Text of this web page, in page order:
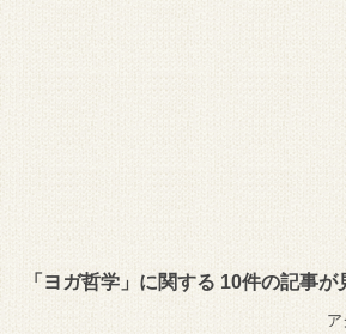
「ヨガ哲学」に関する 10件の記事